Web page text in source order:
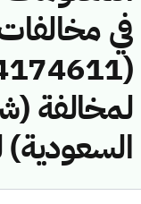
في
لمخالفة
السعودية)